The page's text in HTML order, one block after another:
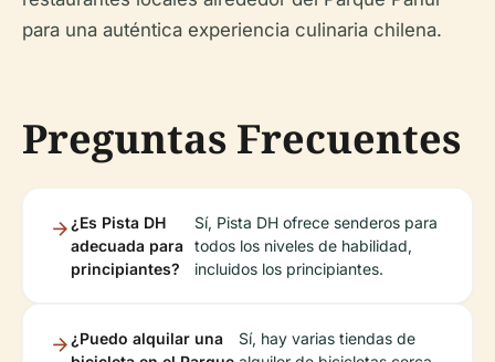
para una auténtica experiencia culinaria chilena.
Preguntas Frecuentes
¿Es Pista DH
adecuada para
principiantes?
Sí, Pista DH ofrece senderos para
todos los niveles de habilidad,
incluidos los principiantes.
¿Puedo alquilar una
Sí, hay varias tiendas de